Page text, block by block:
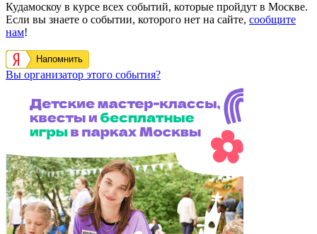
Кудамоскоу в курсе всех событий, которые пройдут в Москве.
Если вы знаете о событии, которого нет на сайте, сообщите
нам!
Напомнить
Вы организатор этого события?